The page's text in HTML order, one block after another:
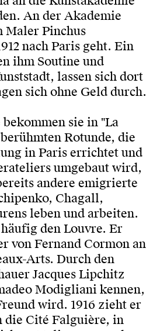
An der Akademie
Maler Pinchus
nach Paris geht. Ein
ihm Soutine und
lassen sich dort
sich ohne Geld durch.
sie in "La
Rotunde, die
in Paris errichtet und
umgebaut wird,
andere emigrierte
Chagall,
leben und arbeiten.
den Louvre. Er
von Fernand Cormon an
Arts. Durch den
Jacques Lipchitz
Modigliani kennen,
wird. 1916 zieht er
die Cité Falguière, in